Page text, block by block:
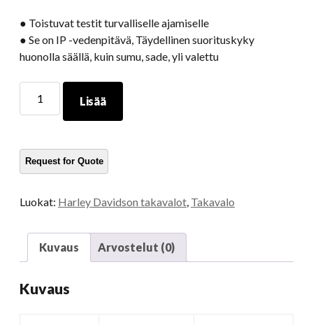
● Toistuvat testit turvalliselle ajamiselle
● Se on IP -vedenpitävä, Täydellinen suorituskyky
huonolla säällä, kuin sumu, sade, yli valettu
LED
Harleylle
määrä
Lisää
Luokat: Harley Davidson takavalot Takavalo
Kuvaus Arvostelut (0)
Kuvaus